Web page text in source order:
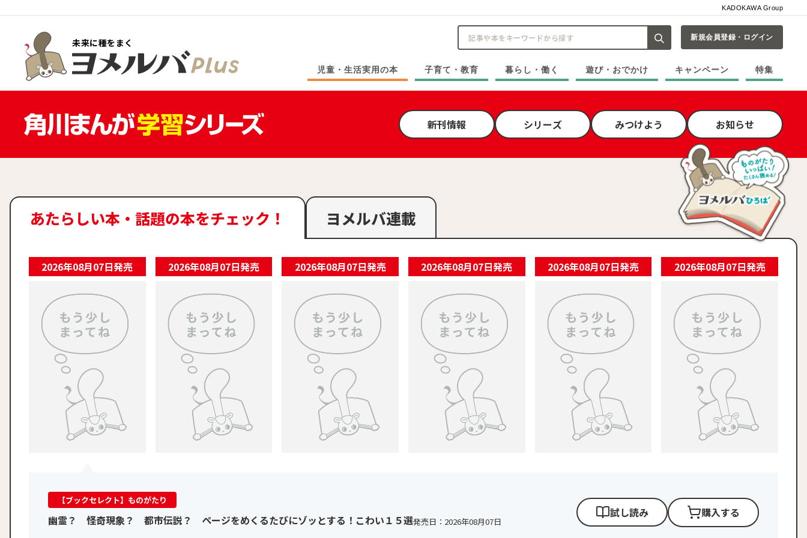
KADOKAWA Group
未来に種をまく 記事や本をキーワードから探す
新規会員登録・ログイン
児童・生活実用の本 子育て・教育 暮らし・働く 遊び・おでかけ キャンペーン 特集
新刊情報 シリーズ みつけよう お知らせ
あたらしい本・ 話題の本をチェック！ ヨメルバ連載
あたらしい本・話題の本をチェック！
2026年08月07日発売 2026年08月07日発売 2026年08月07日発売 2026年08月07日発売 2026年08月07日発売 2026年08月07日発売
【ブックセレクト】ものがたり
幽霊？ 怪奇現象？ 都市伝説？ ページをめくるたびにゾッとする！こわい１５選発売日： 2026年08月07日
試し読み 購入する